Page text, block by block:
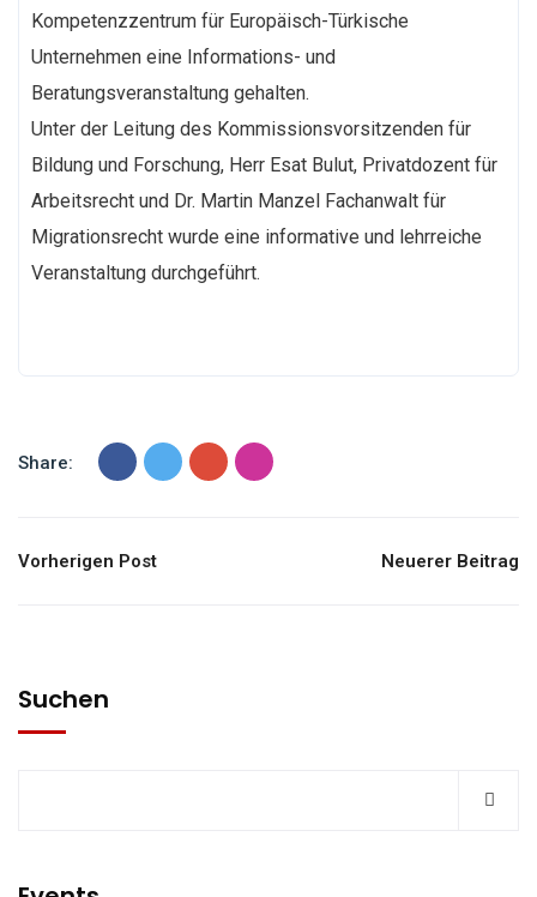
Kompetenzzentrum für Europäisch-Türkische
Unternehmen eine Informations- und
Beratungsveranstaltung gehalten.
Unter der Leitung des Kommissionsvorsitzenden für
Bildung und Forschung, Herr Esat Bulut, Privatdozent für
Arbeitsrecht und Dr. Martin Manzel Fachanwalt für
Migrationsrecht wurde eine informative und lehrreiche
Veranstaltung durchgeführt.
Share:
Vorherigen Post Neuerer Beitrag
Suchen